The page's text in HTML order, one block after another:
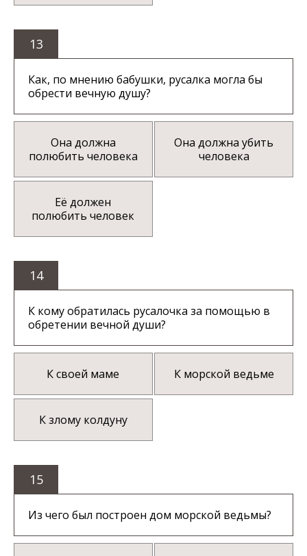
13
Как, по мнению бабушки, русалка могла бы
обрести вечную душу?
Она должна
полюбить человека
Она должна убить
человека
Её должен
полюбить человек
14
К кому обратилась русалочка за помощью в
обретении вечной души?
К своей маме К морской ведьме
К злому колдуну
15
Из чего был построен дом морской ведьмы?